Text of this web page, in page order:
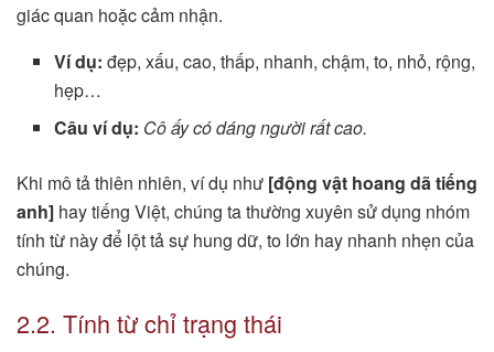
giác quan hoặc cảm nhận.
Ví dụ: đẹp, xấu, cao, thấp, nhanh, chậm, to, nhỏ, rộng,
hẹp…
Câu ví dụ: Cô ấy có dáng người rất cao.
Khi mô tả thiên nhiên, ví dụ như [động vật hoang dã tiếng
anh] hay tiếng Việt, chúng ta thường xuyên sử dụng nhóm
tính từ này để lột tả sự hung dữ, to lớn hay nhanh nhẹn của
chúng.
2.2. Tính từ chỉ trạng thái